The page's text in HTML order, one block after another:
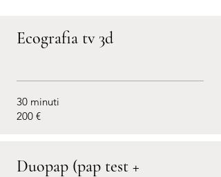
Ecografia tv 3d
30 minuti
200 €
Duopap (pap test +